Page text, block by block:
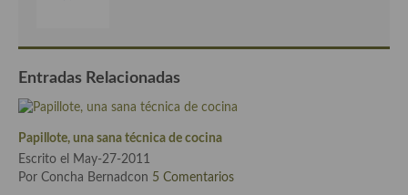
Cocina Griega
Entradas Relacionadas
Papillote, una sana técnica de cocina
Escrito el May-27-2011
Por Concha Bernadcon 5 Comentarios